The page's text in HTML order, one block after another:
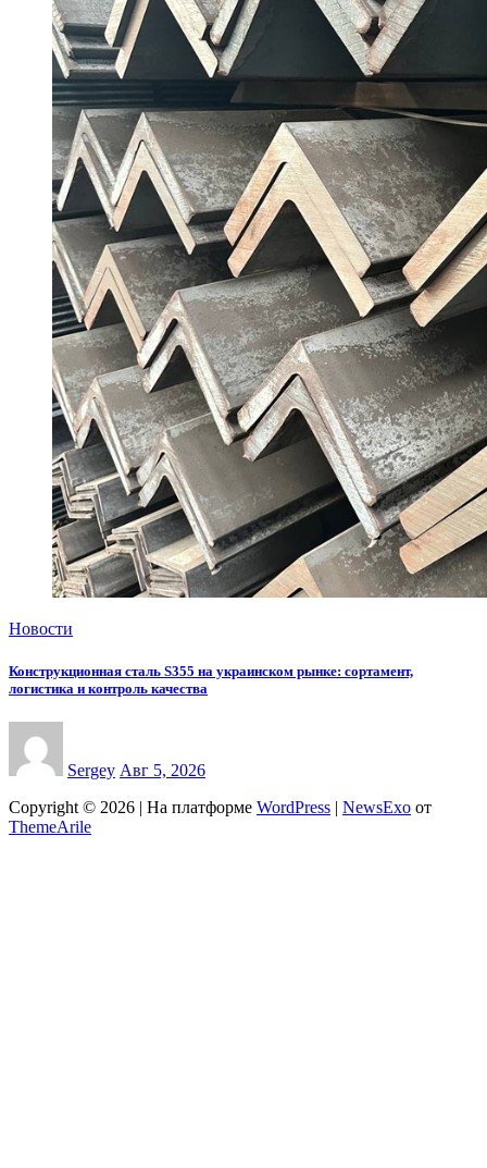
Новости
Конструкционная сталь S355 на украинском рынке: сортамент,
логистика и контроль качества
Sergey Авг 5, 2026
Copyright © 2026 | На платформе WordPress NewsExo от
ThemeArile